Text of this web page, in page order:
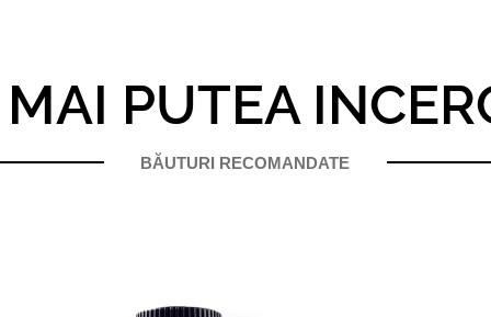
PUTEA
BĂUTURI RECOMANDATE